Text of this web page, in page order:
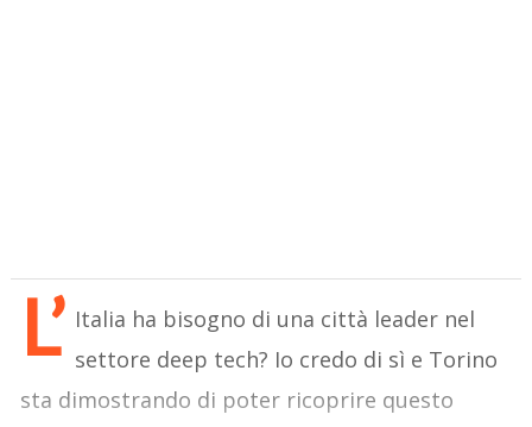
L’ Italia ha bisogno di una città leader nel
settore deep tech? Io credo di sì e Torino
sta dimostrando di poter ricoprire questo